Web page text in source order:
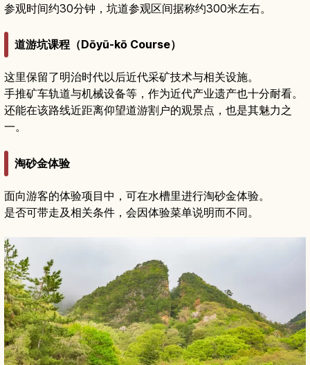
参观时间约30分钟，坑道参观区间据称约300米左右。
道游坑课程（Dōyū-kō Course）
这里保留了明治时代以后近代采矿技术与相关设施。
手推矿车轨道与机械设备等，作为近代产业遗产也十分耐看。
还能在该路线近距离仰望道游割户的观景点，也是其魅力之
一。
淘砂金体验
面向游客的体验项目中，可在水槽里进行淘砂金体验。
是否可带走及相关条件，会因体验菜单说明而不同。